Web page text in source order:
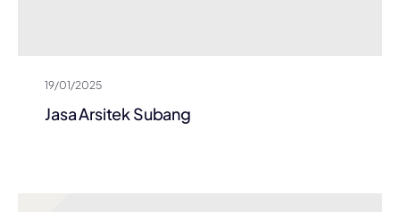
19/01/2025
Jasa Arsitek Subang